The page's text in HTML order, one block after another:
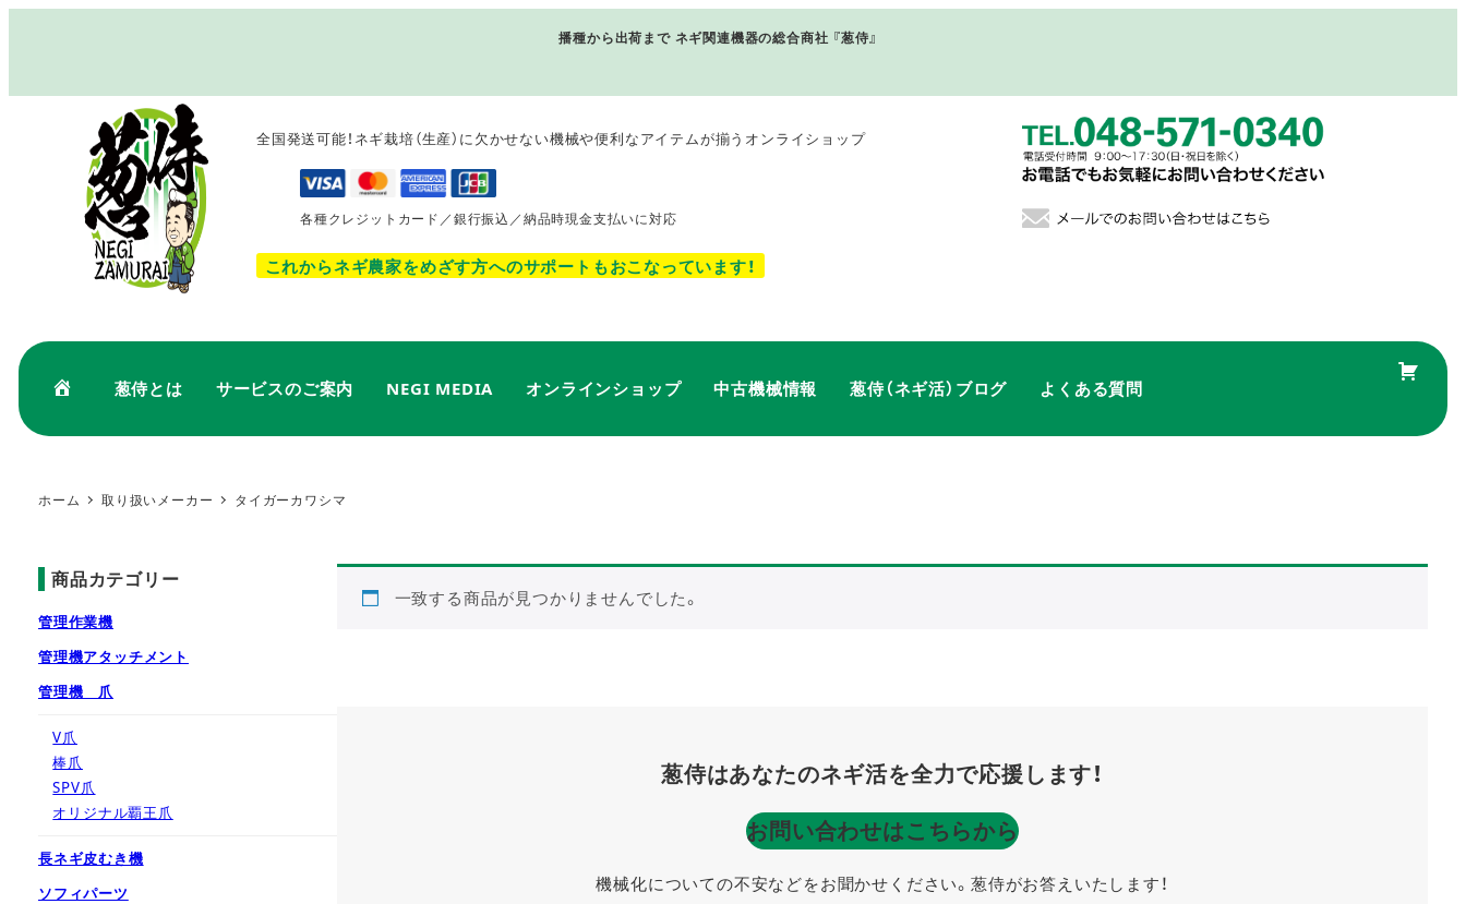
播種から出荷まで ネギ関連機器の総合商社 『葱侍』
全国発送可能！ネギ栽培（生産）に欠かせない機械や便利なアイテムが揃うオンライショップ
各種クレジットカード／銀行振込／納品時現金支払いに対応
これからネギ農家をめざす方へのサポートもおこなっています！
葱侍とは サービスのご案内 NEGI MEDIA オンラインショップ 中古機械情報 葱侍（ネギ活）ブログ よくある質問
ホーム 取り扱いメーカー タイガーカワシマ
一致する商品が見つかりませんでした。
葱侍はあなたのネギ活を全力で応援します！
お問い合わせはこちらから
機械化についての不安などをお聞かせください。 葱侍がお答えいたします！
商品カテゴリー
管理作業機
管理機アタッチメント
管理機 爪
V爪
棒爪
SPV爪
オリジナル覇王爪
長ネギ皮むき機
ソフィパーツ